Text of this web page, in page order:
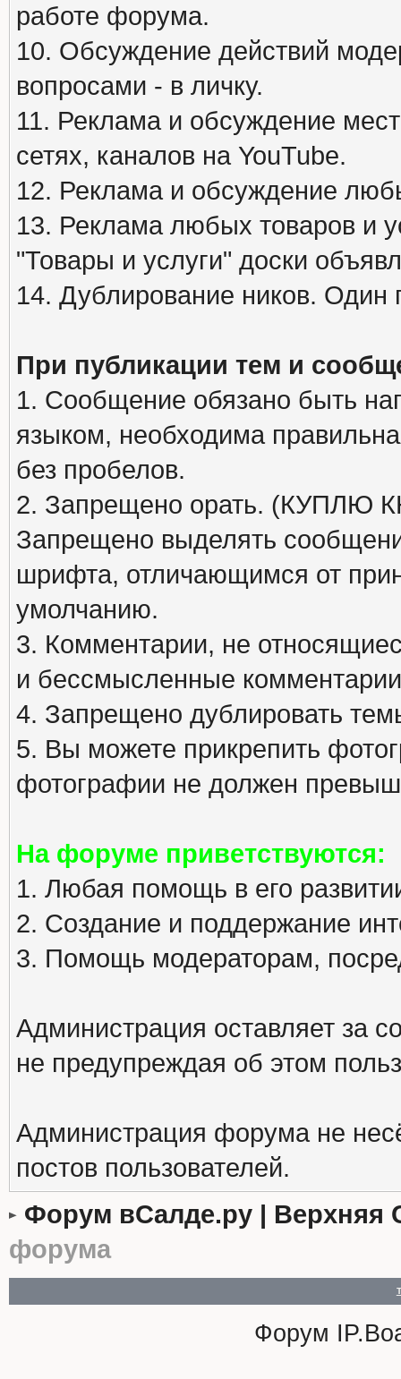
работе форума.
10. Обсуждение действий
вопросами - в личку.
11. Реклама и обсуждение
сетях, каналов на YouTube.
12. Реклама и обсуждение
13. Реклама любых товаров и
"Товары и услуги" доски
14. Дублирование ников. Один
При публикации тем и
1. Сообщение обязано быть
языком, необходима
без пробелов.
2. Запрещено орать. (КУПЛЮ
Запрещено выделять
шрифта, отличающимся от
умолчанию.
3. Комментарии, не
и бессмысленные
4. Запрещено дублировать
5. Вы можете прикрепить
фотографии не должен
На форуме приветствуются:
1. Любая помощь в его
2. Создание и поддержание
3. Помощь модераторам,
Администрация оставляет за
не предупреждая об этом
Администрация форума не
постов пользователей.
Форум вСалде.ру | Верхняя
форума
Форум